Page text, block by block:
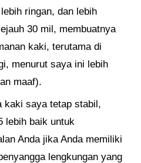
ringan, dan lebih
30 mil, membuatnya
kaki, terutama di
menurut saya ini lebih
maaf).
kaki saya tetap stabil,
lebih baik untuk
Anda jika Anda memiliki
lengkungan yang